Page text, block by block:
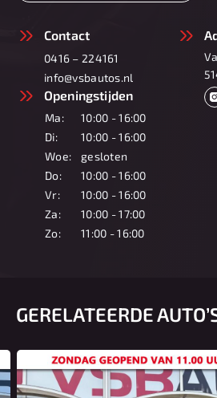
Contact
0416 – 224161
info@vsbautos.nl
Openingstijden
Ma:
10:00 - 16:00
Di:
10:00 - 16:00
Woe:
gesloten
Do:
10:00 - 16:00
Vr:
10:00 - 16:00
Za:
10:00 - 17:00
Zo:
11:00 - 16:00
GERELATEERDE